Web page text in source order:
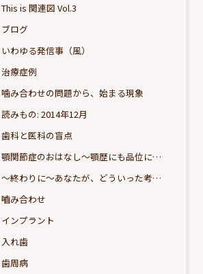
This is 関連図 Vol.3
ブログ
いわゆる発信事（風）
治療症例
噛み合わせの問題から、始まる現象
読みもの: 2014年12月
歯科と医科の盲点
顎関節症のおはなし～顎歴にも品位にこだわりたい
～終わりに～あなたが、どういった考えの治療をお求めになられるのか？
嚙み合わせ
インプラント
入れ歯
歯周病